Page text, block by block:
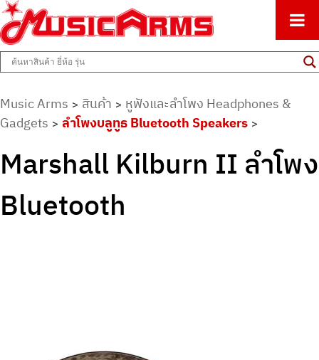
Music Arms
ศูนย์รวมครื่องดนตรีทุกชนิด ตั้งแต่เริ่มต้นถึงมืออาชีพ
Music Arms > สินค้า > หูฟังและลำโพง Headphones &
Gadgets > ลำโพงบลูทูธ Bluetooth Speakers >
Marshall Kilburn II ลำโพง
Bluetooth